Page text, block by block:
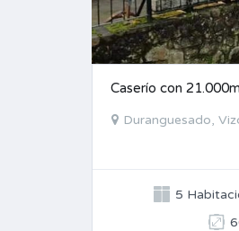
Caserío con
Duranguesado,
5